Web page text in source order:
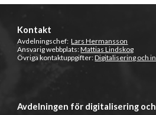
Kontakt
Avdelningschef:Lars Hermansson
Ansvarig webbplats:Mattias Lindskog
Övriga kontaktuppgifter:Digitalisering och
Avdelningen för digitalisering